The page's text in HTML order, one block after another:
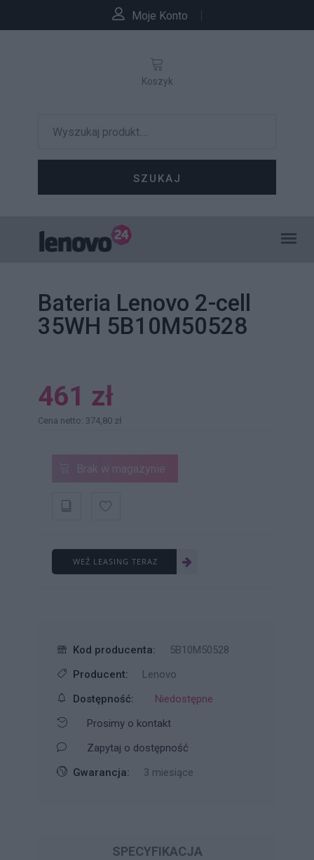
Moje Konto
SZUKAJ
Koszyk
Bateria Lenovo 2-cell
35WH 5B10M50528
461 zł
Cena netto: 374,80 zł
Brak w magazynie
WEŹ LEASING TERAZ
Kod producenta:
5B10M50528
Producent:
Lenovo
Dostępność:
Niedostępne
Prosimy o kontakt
Zapytaj o dostępność
Gwarancja:
3 miesiące
SPECYFIKACJA